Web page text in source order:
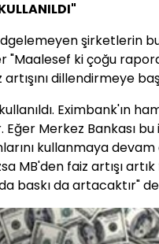
şirketlerin
"Maalesef ki çoğu
dillendirmeye
Eximbank'ın
Eğer Merkez Bankası
kullanmaya
MB'den faiz artışı
baskı da artacaktır"